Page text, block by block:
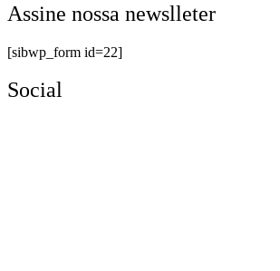
Assine nossa newslleter
[sibwp_form id=22]
Social